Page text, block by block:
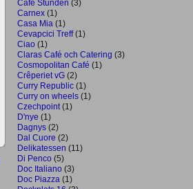
Café Stunden (3)
Carnex (1)
Casa Mia (1)
Cevapcici Treff (1)
Ciao (1)
Claras Café och Catering (3)
Cosmopolitan Café (1)
Crêperiet vG (2)
Curry Republic (1)
Curry on wheels (1)
Czechpoint (1)
D'nye (1)
Dagnys (2)
Dal Cuore (2)
Delikatessen (11)
Di Penco (5)
Doc Italiano (3)
Doc Piazza (1)